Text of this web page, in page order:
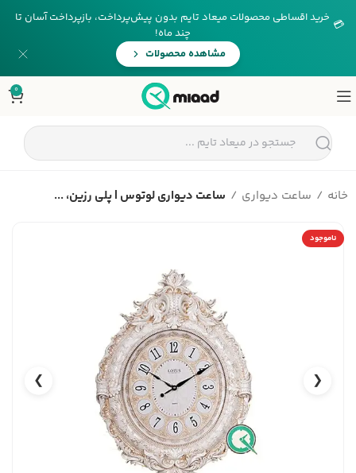
💳 خرید اقساطی محصولات میعاد تایم بدون پیش‌پرداخت، بازپرداخت آسان تا
چند ماه!
مشاهده محصولات
0
خانه ساعت دیواری ساعت دیواری لوتوس | پلی رزین، ...
ناموجود
❮
❯